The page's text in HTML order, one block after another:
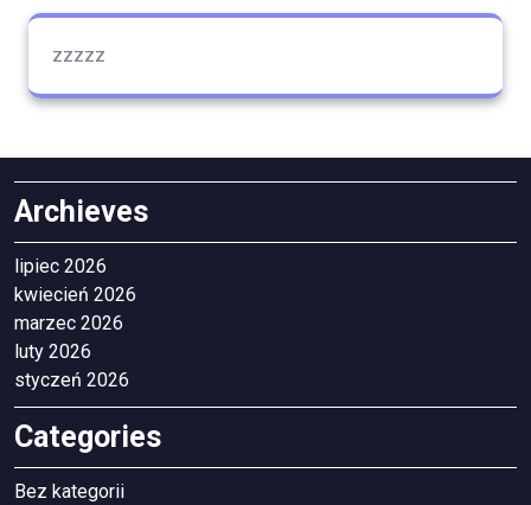
zzzzz
Archieves
lipiec 2026
kwiecień 2026
marzec 2026
luty 2026
styczeń 2026
Categories
Bez kategorii